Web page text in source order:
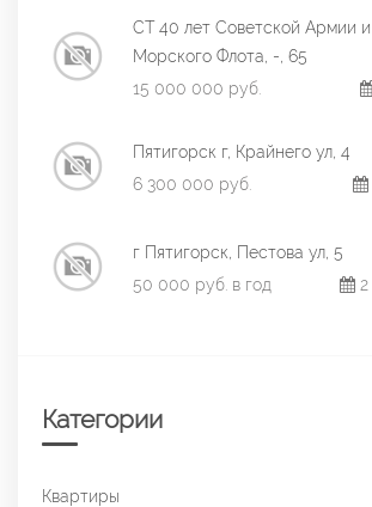
СТ 40 лет Советской Армии
Морского Флота, -, 65
15 000 000 руб.
Пятигорск г, Крайнего ул, 4
6 300 000 руб.
г Пятигорск, Пестова ул, 5
50 000 руб. в год
Категории
Квартиры